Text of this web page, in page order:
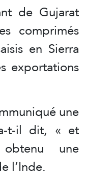
de Gujarat
comprimés
en Sierra
exportations
une
t-il dit, « et
une
l’Inde.